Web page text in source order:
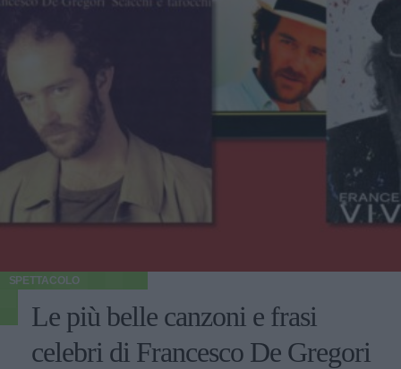
SPETTACOLO
Le più belle canzoni e frasi
celebri di Francesco De Gregori